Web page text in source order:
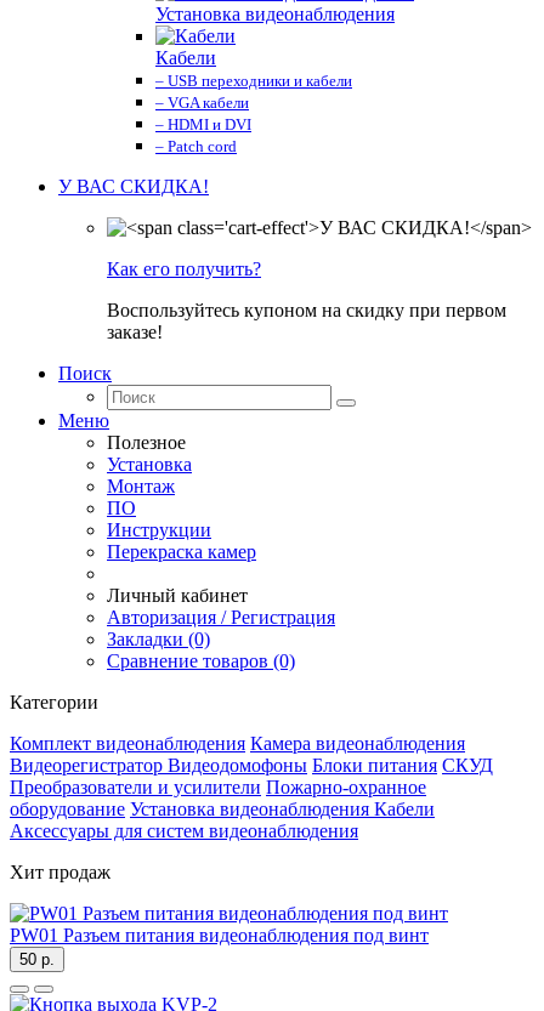
Установка видеонаблюдения
Кабели
– USB переходники и кабели
– VGA кабели
– HDMI и DVI
– Patch cord
У ВАС СКИДКА!
Как его получить?
Воспользуйтесь купоном на скидку при первом
заказе!
Поиск
Меню
Полезное
Установка
Монтаж
ПО
Инструкции
Перекраска камер
Личный кабинет
Авторизация / Регистрация
Закладки (0)
Сравнение товаров (0)
Категории
Комплект видеонаблюдения Камера видеонаблюдения
Видеорегистратор Видеодомофоны Блоки питания СКУД
Преобразователи и усилители Пожарно-охранное
оборудование Установка видеонаблюдения Кабели
Аксессуары для систем видеонаблюдения
Хит продаж
PW01 Разъем питания видеонаблюдения под винт
50 р.